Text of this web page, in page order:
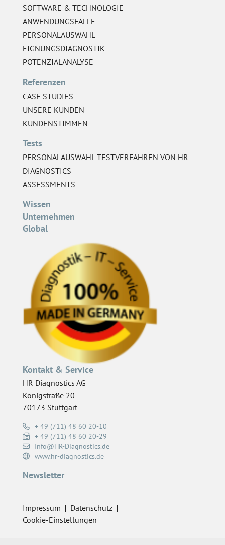
SOFTWARE & TECHNOLOGIE
ANWENDUNGSFÄLLE
PERSONALAUSWAHL
EIGNUNGSDIAGNOSTIK
POTENZIALANALYSE
Referenzen
CASE STUDIES
UNSERE KUNDEN
KUNDENSTIMMEN
Tests
PERSONALAUSWAHL TESTVERFAHREN VON HR
DIAGNOSTICS
ASSESSMENTS
Wissen
Unternehmen
Global
Kontakt & Service
HR Diagnostics AG
Königstraße 20
70173 Stuttgart
+ 49 (711) 48 60 20-10
+ 49 (711) 48 60 20-29
Info@HR-Diagnostics.de
www.hr-diagnostics.de
Newsletter
Impressum
Datenschutz
Cookie-Einstellungen